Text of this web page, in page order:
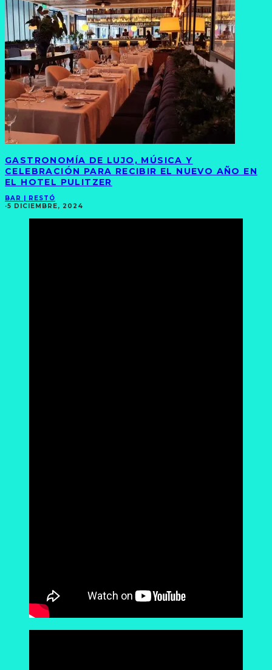
GASTRONOMÍA DE LUJO, MÚSICA Y
CELEBRACIÓN PARA RECIBIR EL NUEVO AÑO EN
EL HOTEL PULITZER
BAR | RESTÓ
·5 DICIEMBRE, 2024